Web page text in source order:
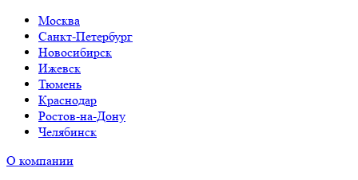
Москва
Санкт-Петербург
Новосибирск
Ижевск
Тюмень
Краснодар
Ростов-на-Дону
Челябинск
О компании